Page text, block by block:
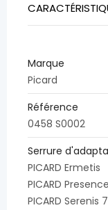
Marque
Picard
Référence
0458 S0002
Serrure
PICARD Ermetis
PICARD
PICARD Serenis